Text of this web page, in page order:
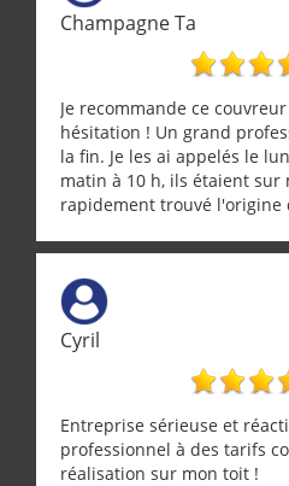
Champagne Ta
Je recommande ce
hésitation ! Un grand
la fin. Je les ai appelés le
matin à 10 h, ils étaient sur
rapidement trouvé
Une équipe sérieuse,
vraiment rassurant de
artisans aussi
Cyril
Entreprise sérieuse et
professionnel à des tarifs
réalisation sur mon toit !